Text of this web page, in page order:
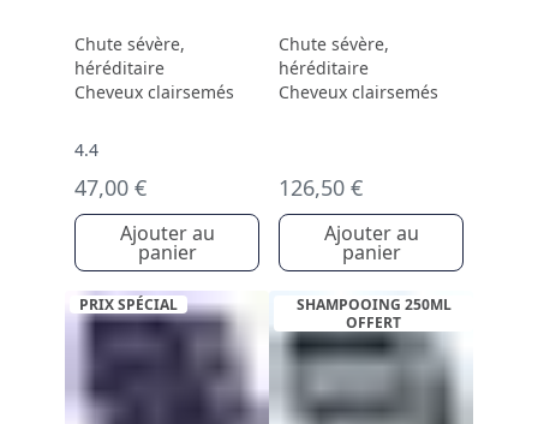
Chute sévère,
héréditaire
Cheveux clairsemés
4.4
47,00 €
Ajouter au
panier
Chute sévère,
héréditaire
Cheveux clairsemés
126,50 €
Ajouter au
panier
PRIX SPÉCIAL
SHAMPOOING 250ML
OFFERT